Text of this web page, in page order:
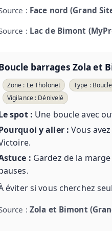
: Face nord (Grand
: Lac de Bimont
barrages Zola et
Zone : Le Tholonet Type : Boucle
Vigilance : Dénivelé
spot : Une boucle avec
y aller : Vous
: Gardez de la
éviter si vous cherchez
: Zola et Bimont